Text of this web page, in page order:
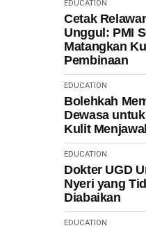
EDUCATION
Cetak
Unggul: PMI
Matangkan
Pembinaan
EDUCATION
Bolehkah
Dewasa
Kulit
EDUCATION
Dokter UGD
Nyeri yang
Diabaikan
EDUCATION